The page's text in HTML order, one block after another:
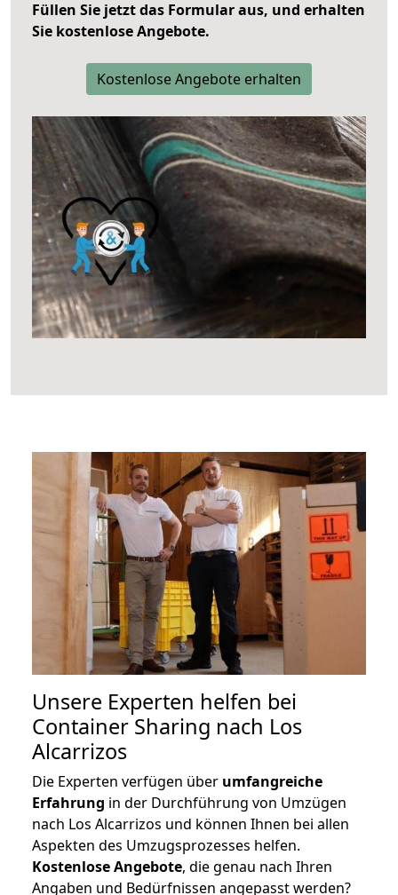
Füllen Sie jetzt das Formular aus, und erhalten
Sie kostenlose Angebote.
Kostenlose Angebote erhalten
Unsere Experten helfen bei
Container Sharing nach Los
Alcarrizos
Die Experten verfügen über umfangreiche
Erfahrung in der Durchführung von Umzügen
nach Los Alcarrizos und können Ihnen bei allen
Aspekten des Umzugsprozesses helfen.
Kostenlose Angebote, die genau nach Ihren
Angaben und Bedürfnissen angepasst werden?